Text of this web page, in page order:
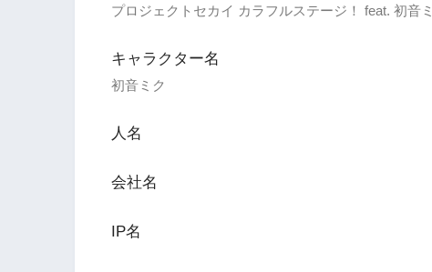
プロジェクトセカイ カラフルステージ！ feat. 初音
キャラクター名
初音ミク
人名
会社名
IP名